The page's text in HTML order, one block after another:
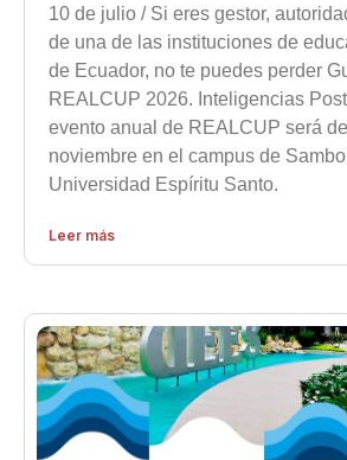
10 de julio / Si eres gestor,
de una de las instituciones de
de Ecuador, no te puedes perder
REALCUP 2026. Inteligencias
evento anual de REALCUP será
noviembre en el campus de
Universidad Espíritu Santo.
Leer más